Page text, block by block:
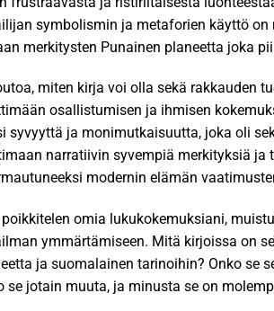
symbolismin ja metaforien käyttö
merkitysten Punainen planeetta joka
miten kirja voi olla sekä rakkauden
osallistumisen ja ihmisen
syvyyttä ja monimutkaisuutta, joka oli
narratiivin syvempiä merkityksiä ja
modernin elämän
poikkitelen omia lukukokemuksiani,
ymmärtämiseen. Mitä kirjoissa on
ja suomalainen tarinoihin? Onko se
se jotain muuta, ja minusta se on